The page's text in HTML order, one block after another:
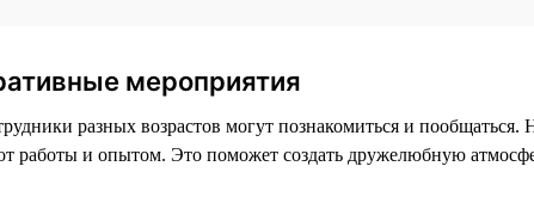
мероприятия
разных возрастов могут познакомиться и
работы и опытом. Это поможет создать дружелюбную